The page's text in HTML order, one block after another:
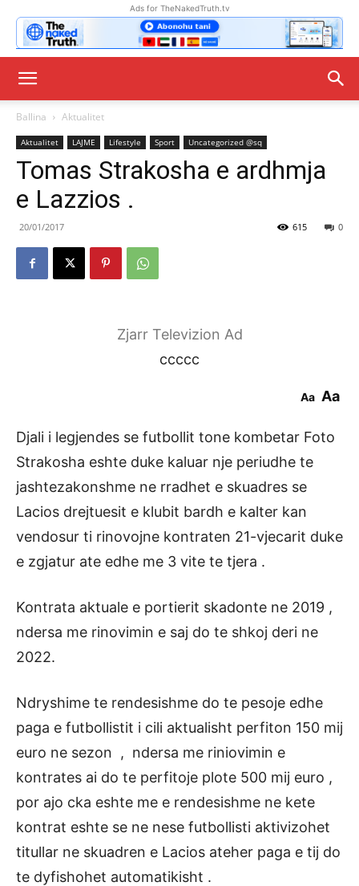
Ads for TheNakedTruth.tv
Ballina Aktualitet
Aktualitet LAJME Lifestyle Sport Uncategorized @sq
Tomas Strakosha e ardhmja
e Lazzios .
20/01/2017 0
615
Zjarr Televizion Ad
ccccc
Aa Aa
Djali i legjendes se futbollit tone kombetar Foto
Strakosha eshte duke kaluar nje periudhe te
jashtezakonshme ne rradhet e skuadres se
Lacios drejtuesit e klubit bardh e kalter kan
vendosur ti rinovojne kontraten 21-vjecarit duke
e zgjatur ate edhe me 3 vite te tjera .
Kontrata aktuale e portierit skadonte ne 2019 ,
ndersa me rinovimin e saj do te shkoj deri ne
2022.
Ndryshime te rendesishme do te pesoje edhe
paga e futbollistit i cili aktualisht perfiton 150 mij
euro ne sezon , ndersa me riniovimin e
kontrates ai do te perfitoje plote 500 mij euro ,
por ajo cka eshte me e rendesishme ne kete
kontrat eshte se ne nese futbollisti aktivizohet
titullar ne skuadren e Lacios ateher paga e tij do
te dyfishohet automatikisht .